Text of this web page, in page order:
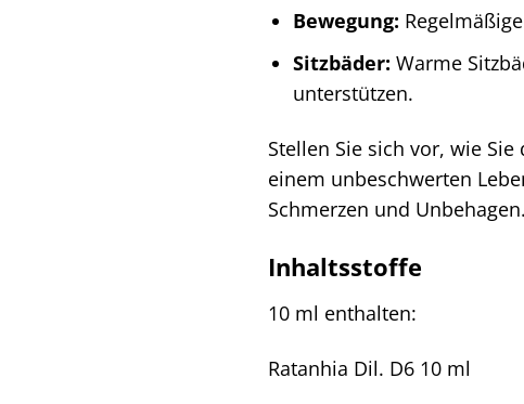
Bewegung:
Sitzbäder: Warme
unterstützen.
Stellen Sie sich vor, wie
einem unbeschwerten
Schmerzen und Unbehagen.
Inhaltsstoffe
10 ml enthalten:
Ratanhia Dil. D6 10 ml